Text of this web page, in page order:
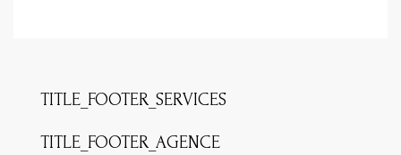
TITLE_FOOTER_SERVICES
TITLE_FOOTER_AGENCE